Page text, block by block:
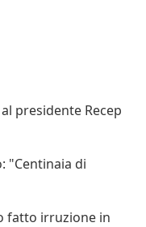
presidente Recep
"Centinaia di
fatto irruzione in